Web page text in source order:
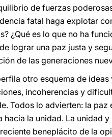
de fuerzas
fatal haga explotar
¿Qué es lo que no ha
lograr una paz justa y
de las generaciones
otro esquema de
incoherencias y
Todos lo advierten: la
la unidad. La unidad
beneplácito de la